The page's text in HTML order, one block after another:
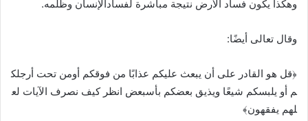
وهكذا يكون فساد الأرض نتيجة مباشرة لفسادالإنسان وظلمه.
وقال تعالى أيضًا:
﴿قل هو القادر على أن يبعث عليكم عذابًا من فوقكم أومن تحت أرجلك
م أو يلبسكم شيعًا ويذيق بعضكم بأسبعض انظر كيف نصرف الآيات لع
لهم يفقهون﴾